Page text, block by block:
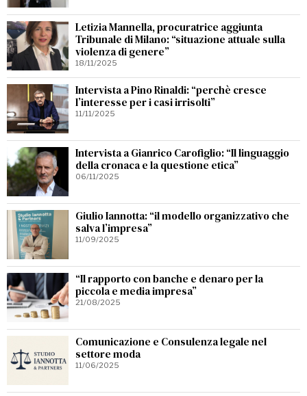
Letizia Mannella, procuratrice aggiunta
Tribunale di Milano: “situazione attuale sulla
violenza di genere”
18/11/2025
Intervista a Pino Rinaldi: “perchè cresce
l’interesse per i casi irrisolti”
11/11/2025
Intervista a Gianrico Carofiglio: “Il linguaggio
della cronaca e la questione etica”
06/11/2025
Giulio Iannotta: “il modello organizzativo che
salva l’impresa”
11/09/2025
“Il rapporto con banche e denaro per la
piccola e media impresa”
21/08/2025
Comunicazione e Consulenza legale nel
settore moda
11/06/2025